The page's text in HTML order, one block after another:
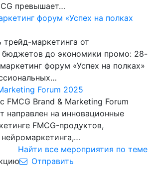
превышает…
форум «Успех на полках
трейд-маркетинга от
бюджетов до экономики промо: 28-
форум «Успех на полках»
Forum 2025
FMCG Brand & Marketing Forum
направлен на инновационные
FMCG-продуктов,
Найти все мероприятия по теме
Отправить